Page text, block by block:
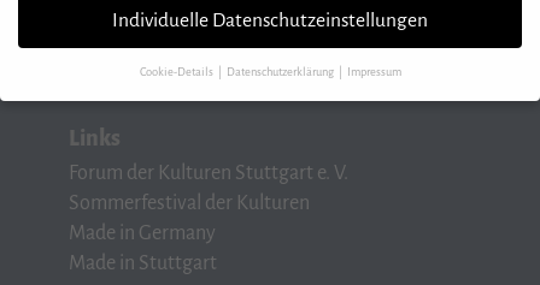
Fax 07 11/248 48 08-88
Links
Forum der Kulturen Stuttgart e. V.
Sommerfestival der Kulturen
Made in Germany
Made in Stuttgart
Individuelle Datenschutzeinstellungen
Cookie-Details Datenschutzerklärung Impressum
Datenschutzeinstellungen
geben möchten, müssen Sie Ihre Erziehungsberechtigten um Erlaubnis bitten.
Wir verwenden Cookies und andere Technologien auf unserer Website. Einige
von ihnen sind essenziell, während andere uns helfen, diese Website und Ihre
Erfahrung zu verbessern. Personenbezogene Daten können verarbeitet werden